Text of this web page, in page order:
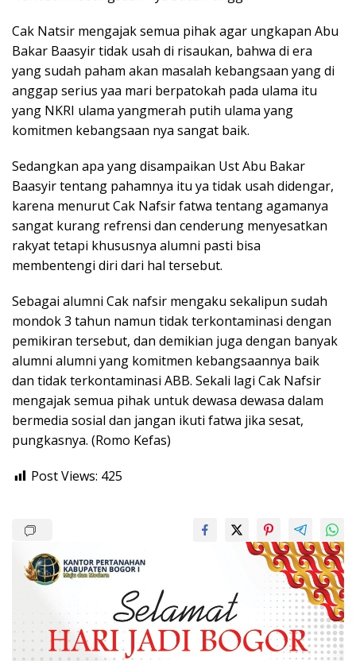
Cak Natsir mengajak semua pihak agar ungkapan Abu
Bakar Baasyir tidak usah di risaukan, bahwa di era
yang sudah paham akan masalah kebangsaan yang di
anggap serius yaa mari berpatokah pada ulama itu
yang NKRI ulama yangmerah putih ulama yang
komitmen kebangsaan nya sangat baik.
Sedangkan apa yang disampaikan Ust Abu Bakar
Baasyir tentang pahamnya itu ya tidak usah didengar,
karena menurut Cak Nafsir fatwa tentang agamanya
sangat kurang refrensi dan cenderung menyesatkan
rakyat tetapi khususnya alumni pasti bisa
membentengi diri dari hal tersebut.
Sebagai alumni Cak nafsir mengaku sekalipun sudah
mondok 3 tahun namun tidak terkontaminasi dengan
pemikiran tersebut, dan demikian juga dengan banyak
alumni alumni yang komitmen kebangsaannya baik
dan tidak terkontaminasi ABB. Sekali lagi Cak Nafsir
mengajak semua pihak untuk dewasa dewasa dalam
bermedia sosial dan jangan ikuti fatwa jika sesat,
pungkasnya. (Romo Kefas)
Post Views: 425